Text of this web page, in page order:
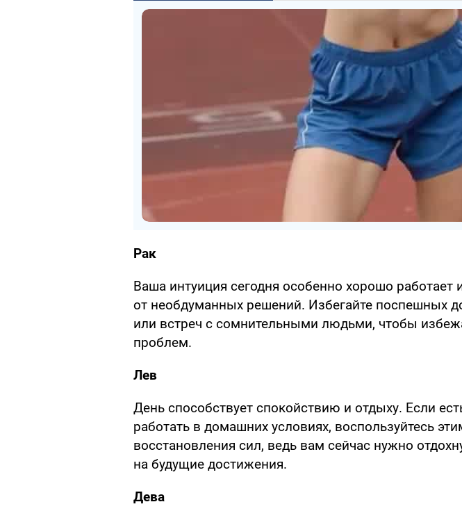
Рак
Ваша интуиция сегодня особенно хорошо работает
от необдуманных решений. Избегайте поспешных
или встреч с сомнительными людьми, чтобы
проблем.
Лев
День способствует спокойствию и отдыху. Если
работать в домашних условиях, воспользуйтесь
восстановления сил, ведь вам сейчас нужно
на будущие достижения.
Дева